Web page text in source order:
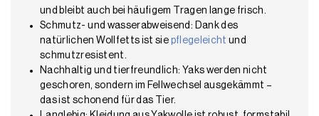
und bleibt auch bei häufigem Tragen lange frisch.
Schmutz- und wasserabweisend: Dank des
natürlichen Wollfetts ist sie pflegeleicht und
schmutzresistent.
Nachhaltig und tierfreundlich: Yaks werden nicht
geschoren, sondern im Fellwechsel ausgekämmt –
das ist schonend für das Tier.